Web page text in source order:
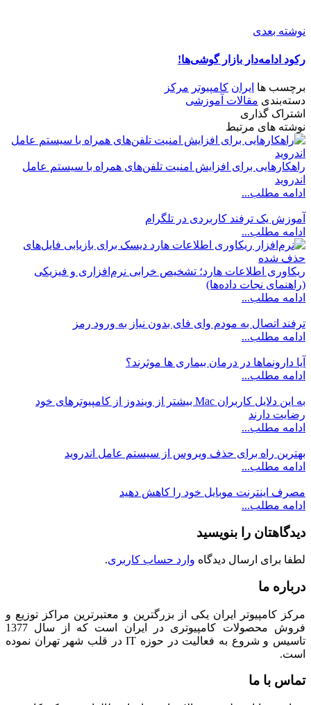
نوشته بعدی
رکود ادامه‌دار بازار گوشی‌ها!
برچسب ها ایران کامپیوتر مرکز
دسته‌بندی مقالات آموزشی
اشتراک گذاری
نوشته های مرتبط
راهکارهایی برای افزایش امنیت تلفن‌های همراه با سیستم عامل
اندروید
ادامه مطلب...
آموزش یک ترفند کاربردی در تلگرام
ادامه مطلب...
ریکاوری اطلاعات هارد؛ تشخیص خرابی نرم‌افزاری و فیزیکی
(راهنمای نجات داده‌ها)
ادامه مطلب...
ترفند اتصال به مودم وای فای بدون نیاز به ورود رمز
ادامه مطلب...
آیا دارونماها در درمان بیماری ها موثرند؟
ادامه مطلب...
به این دلایل کاربران Mac بیشتر از ویندوز از کامپیوترهای خود
رضایت دارند
ادامه مطلب...
بهترین راه برای حذف ویروس از سیستم عامل اندروید
ادامه مطلب...
مصرف اینترنت موبایل خود را کاهش دهید
ادامه مطلب...
دیدگاهتان را بنویسید
لطفا برای ارسال دیدگاه وارد حساب کاربری.
درباره ما
مرکز کامپیوتر ایران یکی از بزرگترین و معتبرترین مراکز توزیع و
فروش محصولات کامپیوتری در ایران است که از سال 1377
تاسیس و شروع به فعالیت در حوزه IT در قلب شهر تهران نموده
است.
تماس با ما